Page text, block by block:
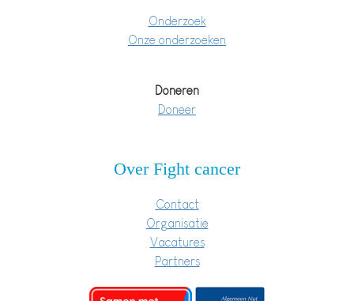
Onderzoek
Onze onderzoeken
Doneren
Doneer
Over Fight cancer
Contact
Organisatie
Vacatures
Partners